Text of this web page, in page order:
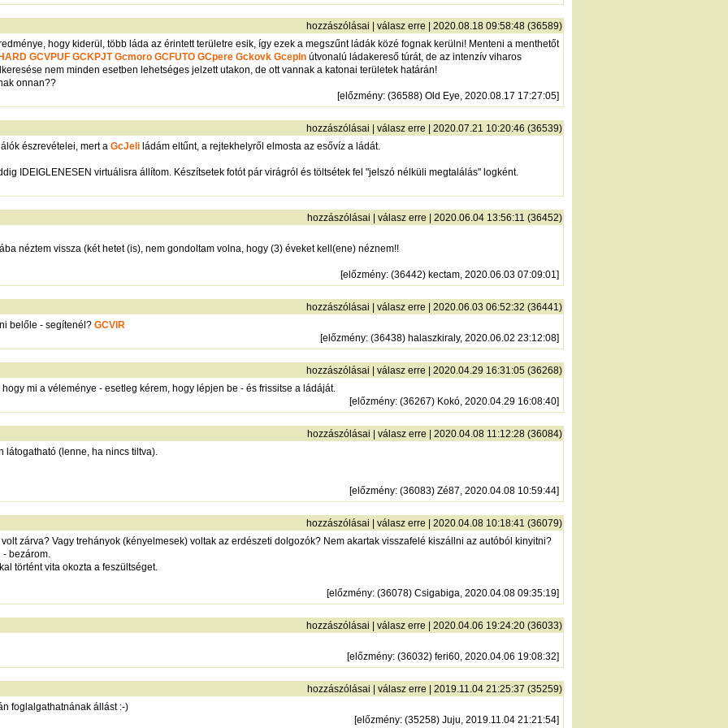
hozzászólásai | válasz erre | 2020.08.18 09:58:48 (36589)
hogy kiderül, több láda az érintett területre esik, így ezek a megszűnt ládák közé fognak kerülni! Menteni a menthetőt
GCVPUF GCKPJT Gcmoro GCFUTO GCpere Gckovk Gcepln útvonalú ládakereső túrát, de az intenzív viharos
nem minden esetben lehetséges jelzett utakon, de ott vannak a katonai területek határán!
onnan??
[előzmény: (36588) Old Eye, 2020.08.17 17:27:05]
hozzászólásai | válasz erre | 2020.07.21 10:20:46 (36539)
észrevételei, mert a GcJeli ládám eltűnt, a rejtekhelyről elmosta az esővíz a ládát.
IDEIGLENESEN virtuálisra állítom. Készítsetek fotót pár virágról és töltsétek fel "jelszó nélküli megtalálás" logként.
hozzászólásai | válasz erre | 2020.06.04 13:56:11 (36452)
néztem vissza (két hetet (is), nem gondoltam volna, hogy (3) éveket kell(ene) néznem!!
[előzmény: (36442) kectam, 2020.06.03 07:09:01]
hozzászólásai | válasz erre | 2020.06.03 06:52:32 (36441)
belőle - segítenél? GCVIR
[előzmény: (36438) halaszkiraly, 2020.06.02 23:12:08]
hozzászólásai | válasz erre | 2020.04.29 16:31:05 (36268)
mi a véleménye - esetleg kérem, hogy lépjen be - és frissitse a ládáját.
[előzmény: (36267) Kokó, 2020.04.29 16:08:40]
hozzászólásai | válasz erre | 2020.04.08 11:12:28 (36084)
látogatható (lenne, ha nincs tiltva).
[előzmény: (36083) Zé87, 2020.04.08 10:59:44]
hozzászólásai | válasz erre | 2020.04.08 10:18:41 (36079)
zárva? Vagy trehányok (kényelmesek) voltak az erdészeti dolgozók? Nem akartak visszafelé kiszállni az autóból kinyitni?
bezárom.
történt vita okozta a feszültséget.
[előzmény: (36078) Csigabiga, 2020.04.08 09:35:19]
hozzászólásai | válasz erre | 2020.04.06 19:24:20 (36033)
[előzmény: (36032) feri60, 2020.04.06 19:08:32]
hozzászólásai | válasz erre | 2019.11.04 21:25:37 (35259)
foglalgathatnának állást :-)
[előzmény: (35258) Juju, 2019.11.04 21:21:54]